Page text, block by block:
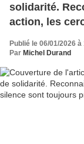
solidarité.
action, les
Publié le 06/01/2026 à
Par Michel Durand